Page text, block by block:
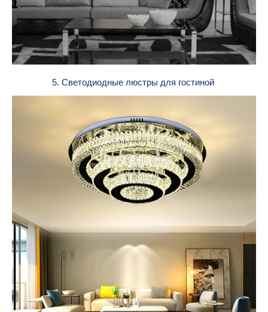
5. Светодиодные люстры для гостиной